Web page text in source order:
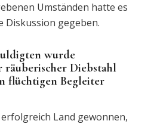
Umständen hatte es
Diskussion gegeben.
wurde
räuberischer Diebstahl
flüchtigen Begleiter
Land gewonnen,